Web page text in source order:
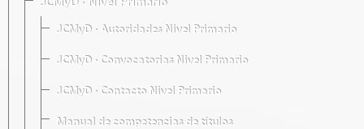
JCMyD · Autoridades Nivel Primario
JCMyD · Convocatorias Nivel Primario
JCMyD · Contacto Nivel Primario
Manual de competencias de títulos